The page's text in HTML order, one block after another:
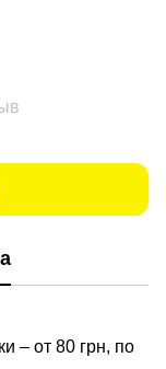
– от 80 грн, по